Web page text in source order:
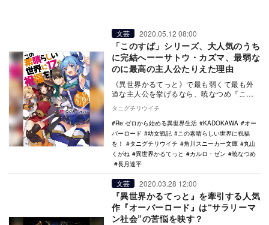
文芸 2020.05.12 08:00
「このすば」シリーズ、大人気のうち
に完結へーーサトウ・カズマ、最弱な
のに最高の主人公たりえた理由
《異世界かるてっと》で最も弱くて最も外
道な主人公を挙げるなら、暁なつめ『この
トウ・カズマを…
タニグチリウイチ
Re:ゼロから始める異世界生活
KADOKAWA
オー
バーロード
幼女戦記
この素晴らしい世界に祝福
を！
タニグチリウイチ 角川スニーカー文庫
丸山
くがね
異世界かるてっと カルロ・ゼン
暁なつめ
長月達平
文芸 2020.03.28 12:00
『異世界かるてっと』を牽引する人気
作『オーバーロード』は“サラリーマ
ン社会”の苦悩を映す？